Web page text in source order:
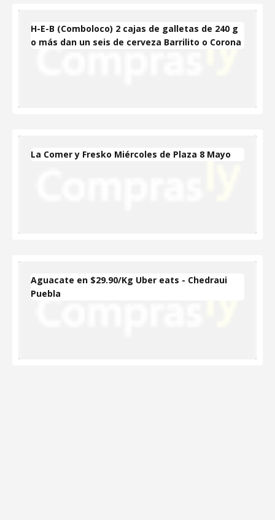
H-E-B (Comboloco) 2 cajas de galletas de 240 g
o más dan un seis de cerveza Barrilito o Corona
La Comer y Fresko Miércoles de Plaza 8 Mayo
Aguacate en $29.90/Kg Uber eats - Chedraui
Puebla